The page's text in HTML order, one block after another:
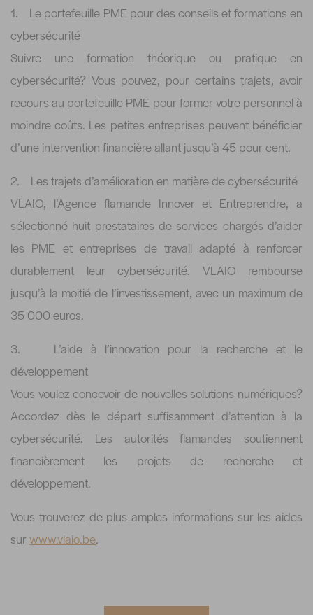
1. Le portefeuille PME pour des conseils et formations en
cybersécurité
Suivre une formation théorique ou pratique en
cybersécurité? Vous pouvez, pour certains trajets, avoir
recours au portefeuille PME pour former votre personnel à
moindre coûts. Les petites entreprises peuvent bénéficier
d’une intervention financière allant jusqu’à 45 pour cent.
2. Les trajets d’amélioration en matière de cybersécurité
VLAIO, l’Agence flamande Innover et Entreprendre, a
sélectionné huit prestataires de services chargés d’aider
les PME et entreprises de travail adapté à renforcer
durablement leur cybersécurité. VLAIO rembourse
jusqu’à la moitié de l’investissement, avec un maximum de
35 000 euros.
3. L’aide à l’innovation pour la recherche et le
développement
Vous voulez concevoir de nouvelles solutions numériques?
Accordez dès le départ suffisamment d’attention à la
cybersécurité. Les autorités flamandes soutiennent
financièrement les projets de recherche et
développement.
Vous trouverez de plus amples informations sur les aides
sur www.vlaio.be.